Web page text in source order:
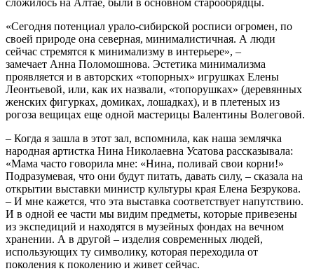
«Сегодня потенциал урало-сибирской росписи огромен, по
своей природе она северная, минималистичная. А люди
сейчас стремятся к минимализму в интерьере», –
замечает Анна Поломошнова. Эстетика минимализма
проявляется и в авторских «топорных» игрушках Елены
Леонтьевой, или, как их назвали, «топорушках» (деревянных
женских фигурках, домиках, лошадках), и в плетеных из
рогоза вещицах еще одной мастерицы Валентины Волеговой.
– Когда я зашла в этот зал, вспомнила, как наша землячка
народная артистка Нина Николаевна Усатова рассказывала:
«Мама часто говорила мне: «Нина, поливай свои корни!»
Подразумевая, что они будут питать, давать силу, – сказала на
открытии выставки министр культуры края Елена Безрукова.
– И мне кажется, что эта выставка соответствует напутствию.
И в одной ее части мы видим предметы, которые привезены
из экспедиций и находятся в музейных фондах на вечном
хранении. А в другой – изделия современных людей,
использующих ту символику, которая переходила от
поколения к поколению и живет сейчас.